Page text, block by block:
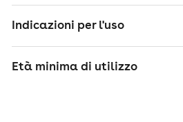
Indicazioni per l'uso
Età minima di utilizzo